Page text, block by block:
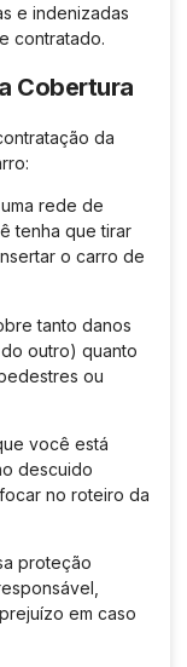
e indenizadas
contratado.
Cobertura
da
rede de
tenha que tirar
o carro de
tanto danos
outro) quanto
ou
você está
descuido
no roteiro da
proteção
em caso